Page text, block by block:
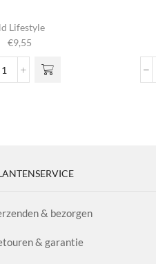
Lifestyle
€9,55
Smoothing
& bezorgen
& garantie